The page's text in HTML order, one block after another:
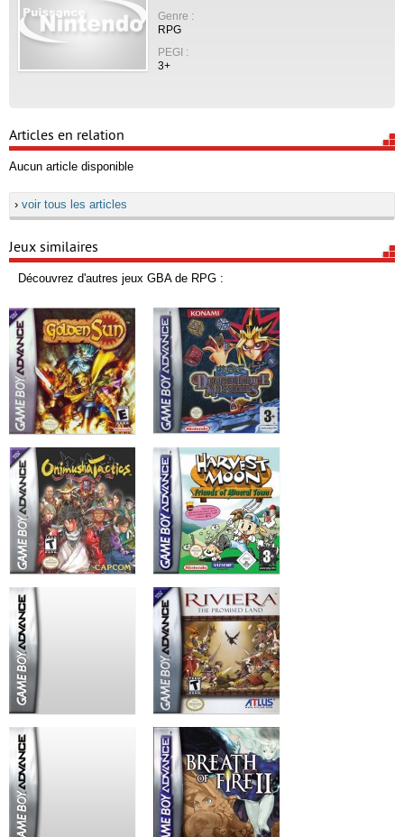
Genre :
RPG
PEGI :
3+
Articles en relation
Aucun article disponible
› voir tous les articles
Jeux similaires
Découvrez d'autres jeux GBA de RPG :